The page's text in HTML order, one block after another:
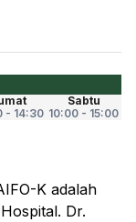
Sabtu
- 14:30 10:00 - 15:00
K adalah
Dr.